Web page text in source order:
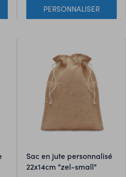
PERSONNALISER
sac en jute personnalisé
22x14cm "zel-small"